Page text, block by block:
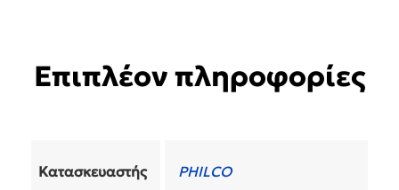
Επιπλέον πληροφορίες
Κατασκευαστής PHILCO